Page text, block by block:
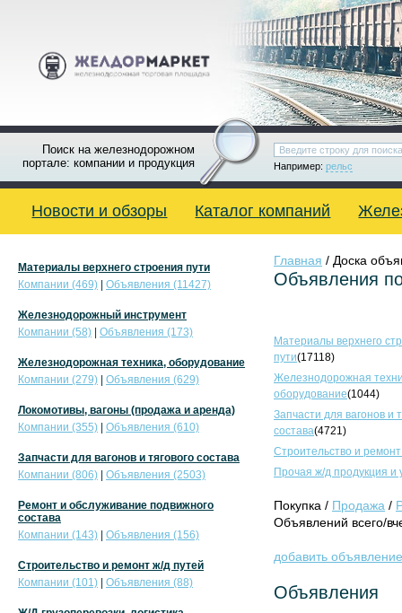
Поиск на железнодорожном
портале: компании и продукция
Например: рельс
Новости и обзоры Каталог компаний
Главная / Доска
Объявления
Материалы верхнего
пути(17118)
Железнодорожная
оборудование(1044)
Запчасти для вагонов и
состава(4721)
Строительство и
Прочая ж/д продукция и
Покупка / Продажа /
Объявлений всего/
добавить объявление
Объявления
Материалы верхнего строения пути
Компании (469)
Объявления (11427)
Железнодорожный инструмент
Компании (58)
Объявления (173)
Железнодорожная техника, оборудование
Компании (279)
Объявления (629)
Локомотивы, вагоны (продажа и аренда)
Компании (355)
Объявления (610)
Запчасти для вагонов и тягового состава
Компании (806)
Объявления (2503)
Ремонт и обслуживание подвижного
состава
Компании (143)
Объявления (156)
Строительство и ремонт ж/д путей
Компании (101)
Объявления (88)